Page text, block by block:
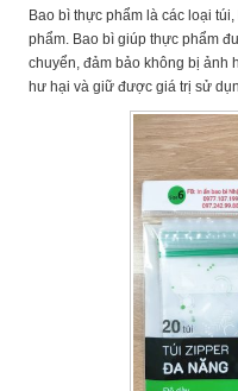
Bao bì thực phẩm là các loại
phẩm. Bao bì giúp thực phẩm
chuyển, đảm bảo không bị ảnh
hư hại và giữ được giá trị sử